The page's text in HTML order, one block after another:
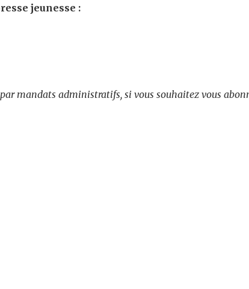
jeunesse :
mandats administratifs, si vous souhaitez vous